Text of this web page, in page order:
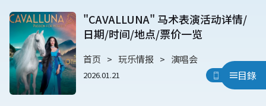
目錄
"CAVALLUNA" 马术表演活动详情/
日期/时间/地点/票价一览
首页 玩乐情报 演唱会
2026.01.21 用App睇